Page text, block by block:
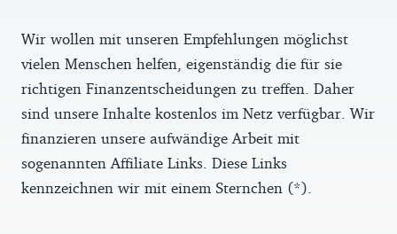
Wir wollen mit unseren Empfehlungen möglichst
vielen Menschen helfen, eigenständig die für sie
richtigen Finanzentscheidungen zu treffen. Daher
sind unsere Inhalte kostenlos im Netz verfügbar. Wir
finanzieren unsere aufwändige Arbeit mit
sogenannten Affiliate Links. Diese Links
kennzeichnen wir mit einem Sternchen (*).